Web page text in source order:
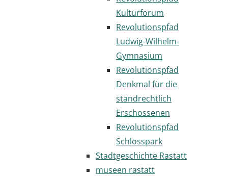
Kulturforum
Revolutionspfad
Ludwig-Wilhelm-
Gymnasium
Revolutionspfad
Denkmal für die
standrechtlich
Erschossenen
Revolutionspfad
Schlosspark
Stadtgeschichte Rastatt
museen rastatt